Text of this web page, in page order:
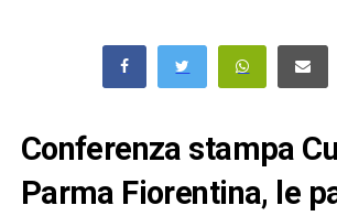
Conferenza stampa
Parma Fiorentina, le